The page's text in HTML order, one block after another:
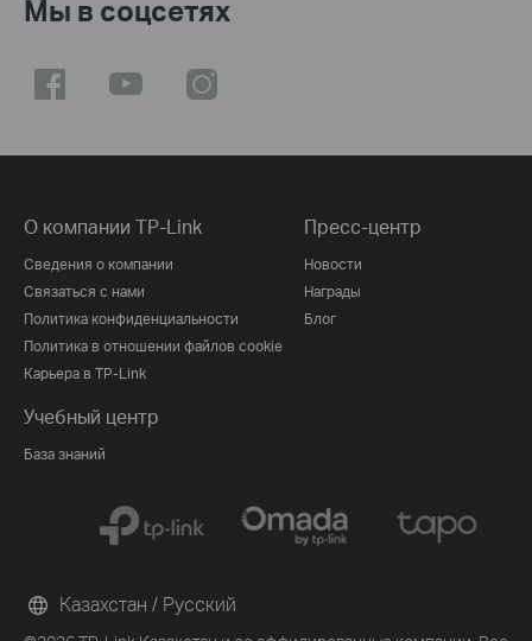
Мы в соцсетях
О компании TP-Link
Сведения о компании
Связаться с нами
Политика конфиденциальности
Политика в отношении файлов cookie
Карьера в TP-Link
Пресс-центр
Новости
Награды
Блог
Учебный центр
База знаний
Казахстан / Русский